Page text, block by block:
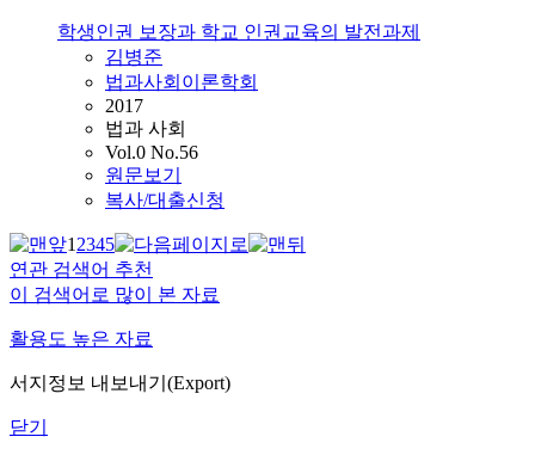
학생인권 보장과 학교 인권교육의 발전과제
김병준
법과사회이론학회
2017
법과 사회
Vol.0 No.56
원문보기
복사/대출신청
12345
연관 검색어 추천
이 검색어로 많이 본 자료
활용도 높은 자료
서지정보 내보내기(Export)
닫기